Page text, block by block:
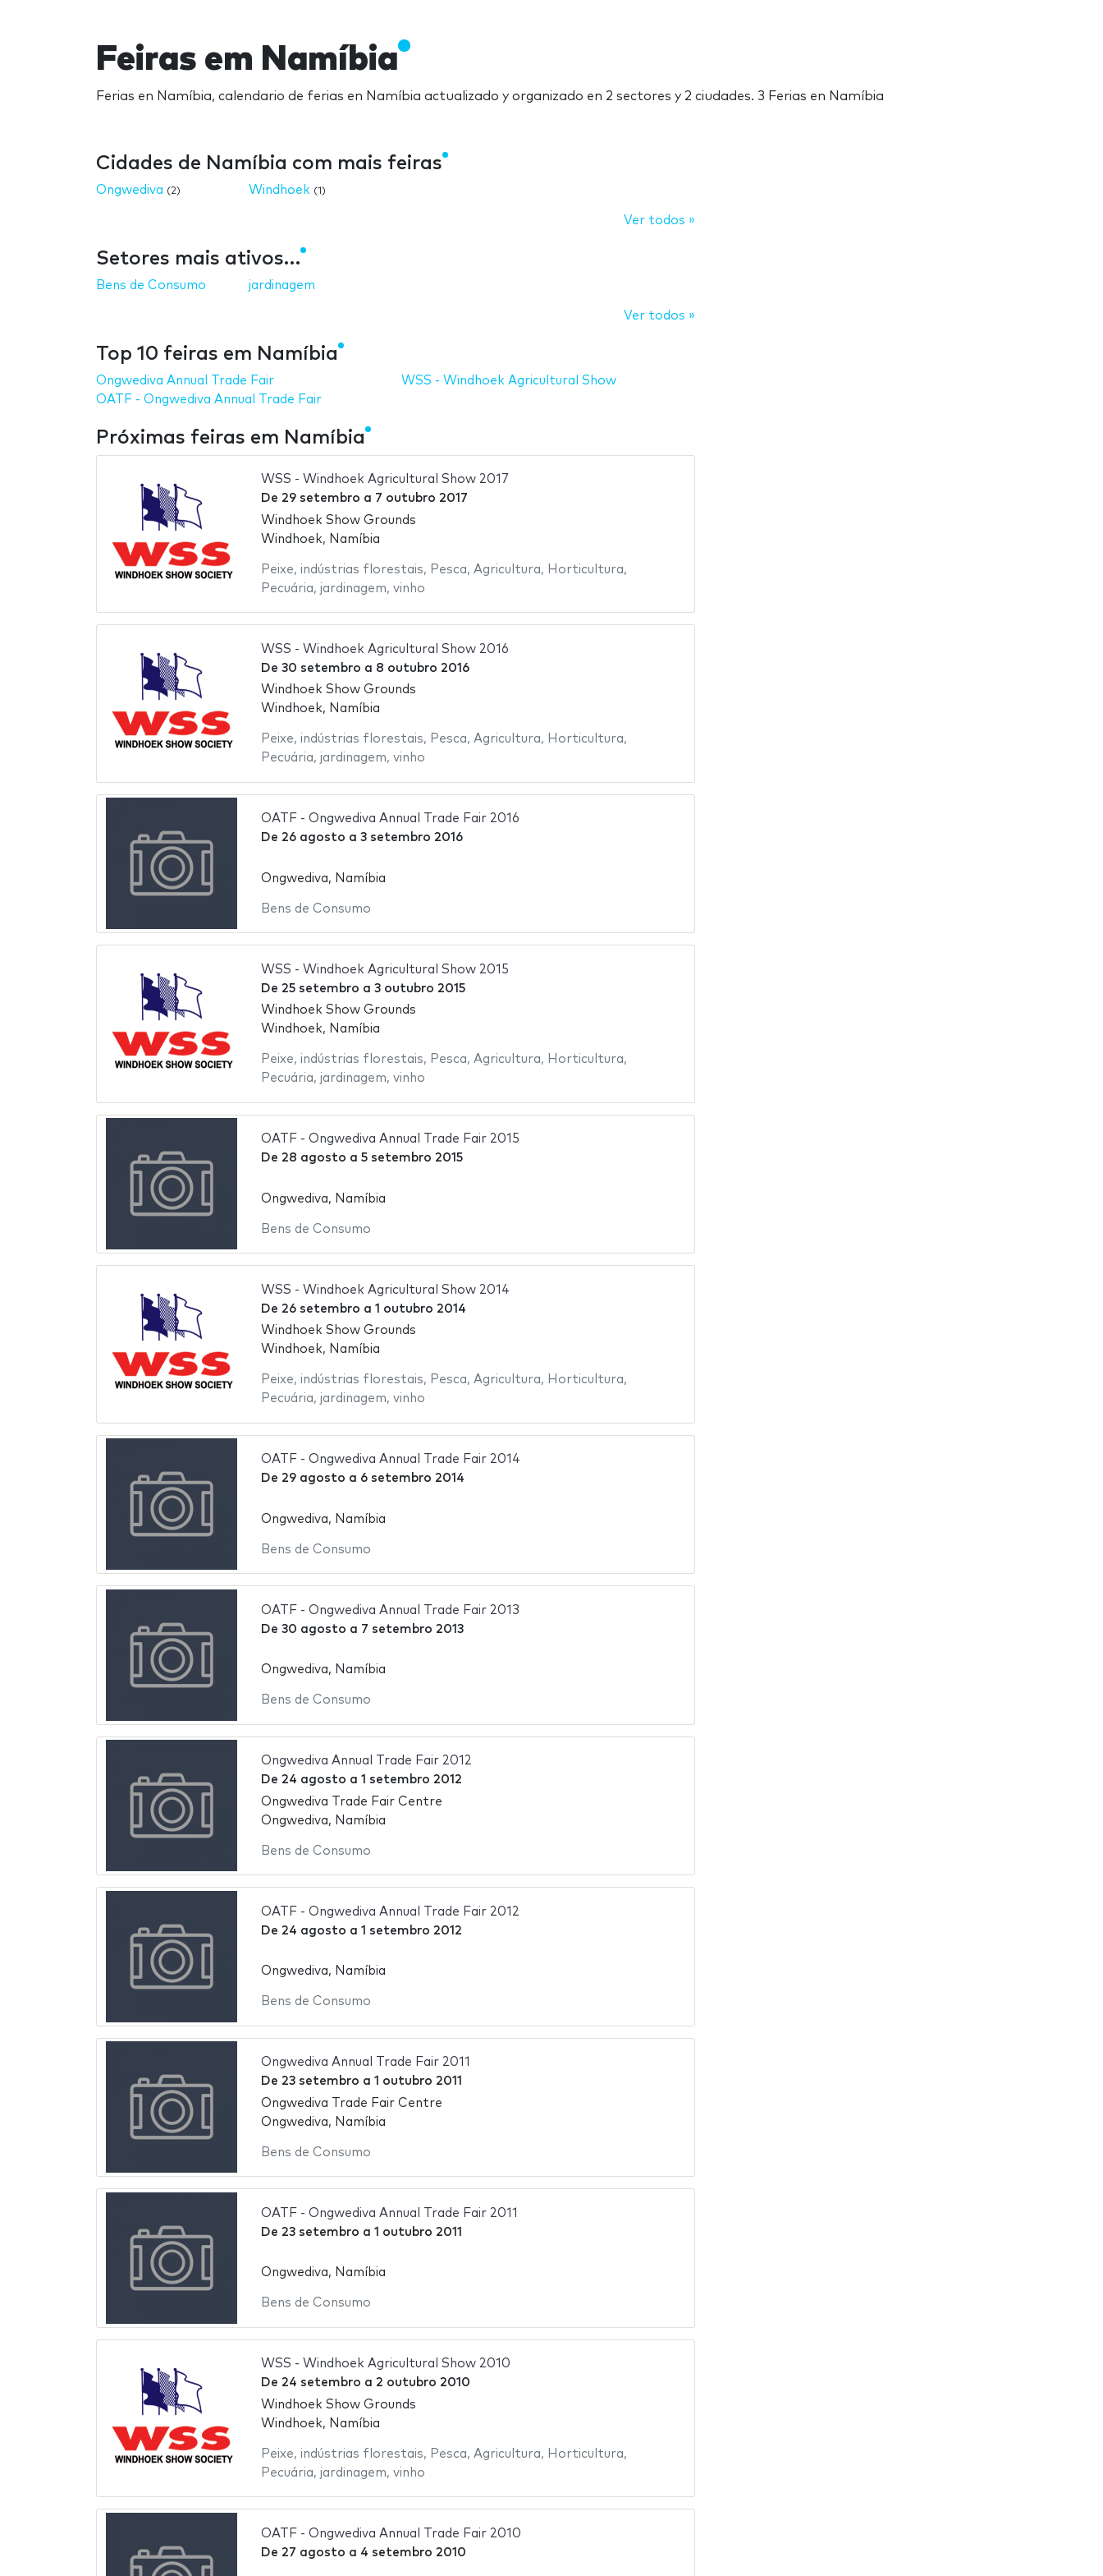
Feiras em Namíbia
Ferias en Namíbia, calendario de ferias en Namíbia actualizado y organizado en 2 sectores y 2 ciudades. 3 Ferias en Namíbia
Cidades de Namíbia com mais feiras
Ongwediva (2) Windhoek (1)
Ver todos »
Setores mais ativos…
Bens de Consumo jardinagem
Ver todos »
Top 10 feiras em Namíbia
Ongwediva Annual Trade Fair
OATF - Ongwediva Annual Trade Fair
WSS - Windhoek Agricultural Show
Próximas feiras em Namíbia
WSS - Windhoek Agricultural Show 2017
De 29 setembro a 7 outubro 2017
Windhoek Show Grounds
Windhoek, Namíbia
Peixe, indústrias florestais, Pesca, Agricultura, Horticultura,
Pecuária, jardinagem, vinho
WSS - Windhoek Agricultural Show 2016
De 30 setembro a 8 outubro 2016
Windhoek Show Grounds
Windhoek, Namíbia
Peixe, indústrias florestais, Pesca, Agricultura, Horticultura,
Pecuária, jardinagem, vinho
OATF - Ongwediva Annual Trade Fair 2016
De 26 agosto a 3 setembro 2016
Ongwediva, Namíbia
Bens de Consumo
WSS - Windhoek Agricultural Show 2015
De 25 setembro a 3 outubro 2015
Windhoek Show Grounds
Windhoek, Namíbia
Peixe, indústrias florestais, Pesca, Agricultura, Horticultura,
Pecuária, jardinagem, vinho
OATF - Ongwediva Annual Trade Fair 2015
De 28 agosto a 5 setembro 2015
Ongwediva, Namíbia
Bens de Consumo
WSS - Windhoek Agricultural Show 2014
De 26 setembro a 1 outubro 2014
Windhoek Show Grounds
Windhoek, Namíbia
Peixe, indústrias florestais, Pesca, Agricultura, Horticultura,
Pecuária, jardinagem, vinho
OATF - Ongwediva Annual Trade Fair 2014
De 29 agosto a 6 setembro 2014
Ongwediva, Namíbia
Bens de Consumo
OATF - Ongwediva Annual Trade Fair 2013
De 30 agosto a 7 setembro 2013
Ongwediva, Namíbia
Bens de Consumo
Ongwediva Annual Trade Fair 2012
De 24 agosto a 1 setembro 2012
Ongwediva Trade Fair Centre
Ongwediva, Namíbia
Bens de Consumo
OATF - Ongwediva Annual Trade Fair 2012
De 24 agosto a 1 setembro 2012
Ongwediva, Namíbia
Bens de Consumo
Ongwediva Annual Trade Fair 2011
De 23 setembro a 1 outubro 2011
Ongwediva Trade Fair Centre
Ongwediva, Namíbia
Bens de Consumo
OATF - Ongwediva Annual Trade Fair 2011
De 23 setembro a 1 outubro 2011
Ongwediva, Namíbia
Bens de Consumo
WSS - Windhoek Agricultural Show 2010
De 24 setembro a 2 outubro 2010
Windhoek Show Grounds
Windhoek, Namíbia
Peixe, indústrias florestais, Pesca, Agricultura, Horticultura,
Pecuária, jardinagem, vinho
OATF - Ongwediva Annual Trade Fair 2010
De 27 agosto a 4 setembro 2010